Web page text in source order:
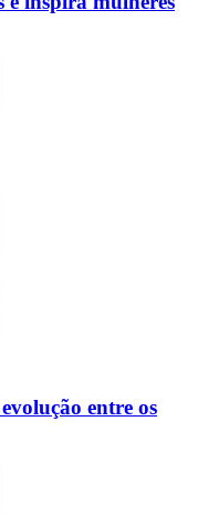
entre os